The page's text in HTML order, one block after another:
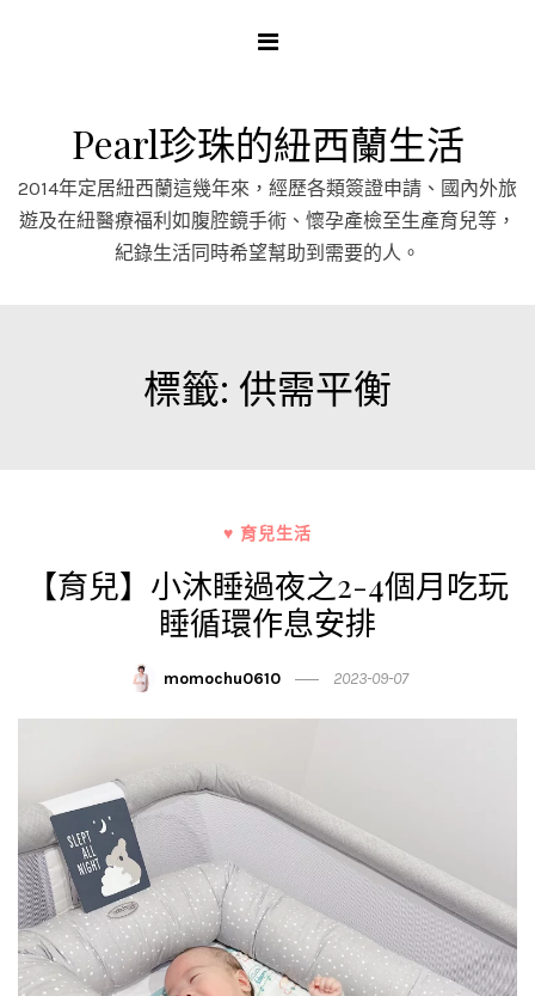
Pearl珍珠的紐西蘭生活
2014年定居紐西蘭這幾年來，經歷各類簽證申請、國內外旅
遊及在紐醫療福利如腹腔鏡手術、懷孕產檢至生產育兒等，
紀錄生活同時希望幫助到需要的人。
標籤: 供需平衡
♥ 育兒生活
【育兒】小沐睡過夜之2-4個月吃玩
睡循環作息安排
momochu0610 2023-09-07